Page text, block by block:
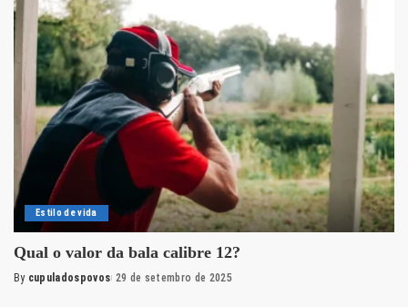
Estilo de vida
Qual o valor da bala calibre 12?
By cupuladospovos 29 de setembro de 2025